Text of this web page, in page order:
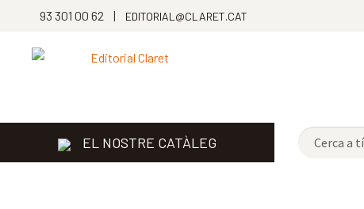
93 301 00 62 | EDITORIAL@CLARET.CAT
EL NOSTRE CATÀLEG